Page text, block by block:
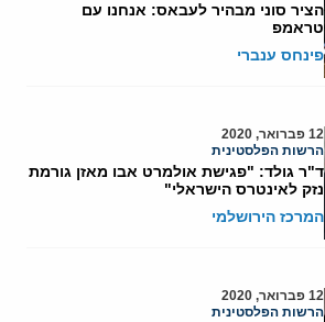
הציר סוני מבהיר לעבאס: אנחנו עם
טראמפ
פינחס ענברי
12 פברואר, 2020
הרשות הפלסטינית
ד"ר גולד: "פגישת אולמרט אבו מאזן גורמת
נזק לאינטרס הישראלי"
המרכז הירושלמי
12 פברואר, 2020
הרשות הפלסטינית